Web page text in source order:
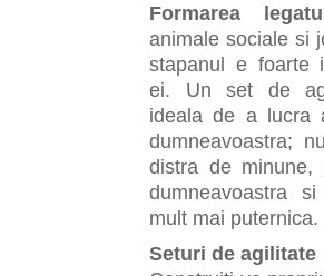
Formarea
animale sociale si
stapanul e foarte
ei. Un set de
ideala de a lucra
dumneavoastra;
distra de minune,
dumneavoastra
mult mai puternica.
Seturi de agilitate